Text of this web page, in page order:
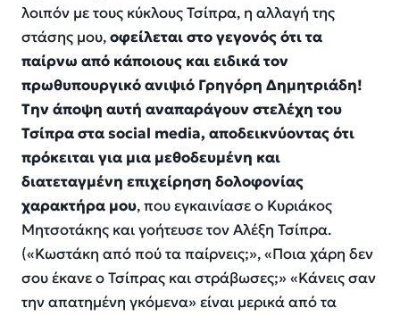
λοιπόν με τους κύκλους Τσίπρα, η αλλαγή της
στάσης μου,οφείλεται στο γεγονός ότι τα
παίρνω από κάποιους και ειδικά τον
πρωθυπουργικό ανιψιό Γρηγόρη Δημητριάδη!
Την άποψη αυτή αναπαράγουν στελέχη του
Τσίπρα στα social media, αποδεικνύοντας ότι
πρόκειται για μια μεθοδευμένη και
διατεταγμένη επιχείρηση δολοφονίας
χαρακτήρα μου, που εγκαινίασε ο Κυριάκος
Μητσοτάκης και γοήτευσε τον Αλέξη Τσίπρα.
(«Κωστάκη από πού τα παίρνεις;», «Ποια χάρη δεν
σου έκανε ο Τσίπρας και στράβωσες;» «Κάνεις σαν
την απατημένη γκόμενα» είναι μερικά από τα